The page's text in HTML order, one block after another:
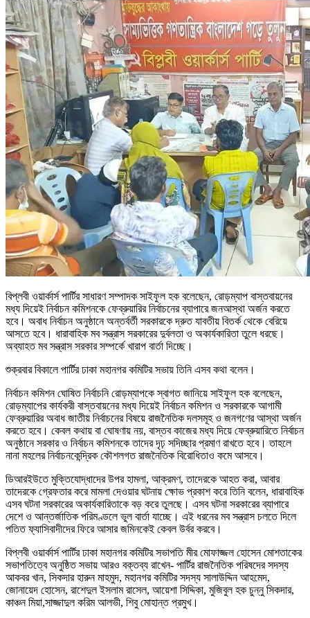
বিপ্লবী ওয়ার্কার্স পার্টির সাধারণ সম্পাদক সাইফুল হক বলেছেন, রোড়ম্যাপ বাস্তবায়নের
মধ্য দিয়েই নির্বাচন কমিশনকে ফেব্রুয়ারির নির্বাচনের ব্যাপারে জনআস্থা অর্জন করতে
হবে। অবাধ নির্বাচন অনুষ্ঠানে অন্তর্বর্তী সরকারকে দ্রুত যাবতীয় বিতর্ক থেকে বেরিয়ে
আসতে হবে। ধারাবাহিক মব সন্ত্রাস সরকারের দুর্বলতা ও অকার্যকারিতা তুলে ধরছে।
অব্যাহত মব সন্ত্রাস সরকার সম্পর্কে খারাপ বার্তা দিচ্ছে।
শুক্রবার বিকালে পার্টির ঢাকা মহানগর কমিটির সভায় তিনি এসব কথা বলেন।
নির্বাচন কমিশন ঘোষিত নির্বাচনি রোড়ম্যাপকে স্বাগত জানিয়ে সাইফুল হক বলেছেন,
রোড়ম্যাপের কার্যকরী বাস্তবায়নের মধ্য দিয়েই নির্বাচন কমিশন ও সরকারকে আগামী
ফেব্রুয়ারির অবাধ জাতীয় নির্বাচনের বিষয়ে রাজনৈতিক দলসমূহ ও জনগণের আস্থা অর্জন
করতে হবে। কেবল কথায় বা ঘোষণায় নয়, বাস্তব কাজের মধ্য দিয়ে ফেব্রুয়ারিতে নির্বাচন
অনুষ্ঠানে সরকার ও নির্বাচন কমিশনকে তাদের দৃঢ় সদিচ্ছার প্রমাণ রাখতে হবে। তাহলে
নানা মহলের নির্বাচনকেন্দ্রিক কৌশলগত রাজনৈতিক বিরোধিতাও কমে আসবে।
ডিআরইউতে মুক্তিযোদ্ধাদের উপর হামলা, আক্রমণ, তাদেরকে আহত করা, আবার
তাদেরকে গ্রেফতার করে মামলা দেওয়ার ঘটনায় ক্ষোভ প্রকাশ করে তিনি বলেন, ধারাবাহিক
এসব ঘটনা সরকারের অকার্যকারিতাকে বড় করে তুলছে। এসব ঘটনা সরকারের ব্যাপারে
দেশে ও আন্তর্জাতিক পরিমণ্ডলে ভুল বার্তা যাচ্ছে। এই ধরনের মব সন্ত্রাস চলতে দিলে
পতিত ফ্যাসিবাদীদের ফিরে আসার জমিনকেই কেবল উর্বর করবে।
বিপ্লবী ওয়ার্কার্স পার্টির ঢাকা মহানগর কমিটির সভাপতি মীর মোফাজ্জল হোসেন মোশতাকের
সভাপতিত্বে অনুষ্ঠিত সভায় আরও বক্তব্য রাখেন- পার্টির রাজনৈতিক পরিষদের সদস্য
আকবর খান, সিকদার হারুন মাহমুদ, মহানগর কমিটির সদস্য সালাউদ্দিন আহমেদ,
জোনায়েদ হোসেন, রাশেদুল ইসলাম রাসেল, আয়েশা সিদ্দিকা, মুজিবুল হক চুন্নু সিকদার,
কাঞ্চন মিয়া,সাজ্জাদুল করিম আলভী, শিবু মোহান্ত প্রমুখ।